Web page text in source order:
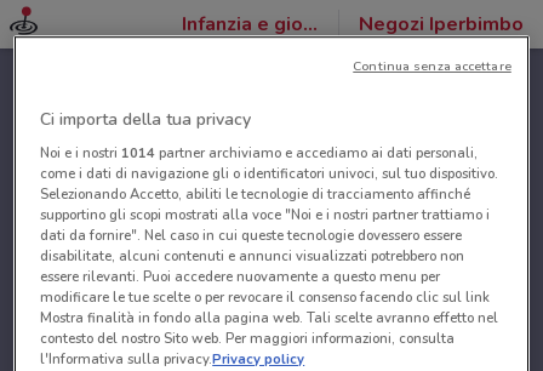
Infanzia e giochi Negozi Iperbimbo
Ci importa della tua privacy
Noi e i nostri 1014partner archiviamo e accediamo ai dati personali,
come i dati di navigazione gli o identificatori univoci, sul tuo dispositivo.
Selezionando Accetto, abiliti le tecnologie di tracciamento affinché
supportino gli scopi mostrati alla voce "Noi e i nostri partner trattiamo i
dati da fornire". Nel caso in cui queste tecnologie dovessero essere
disabilitate, alcuni contenuti e annunci visualizzati potrebbero non
essere rilevanti. Puoi accedere nuovamente a questo menu per
modificare le tue scelte o per revocare il consenso facendo clic sul link
Mostra finalità in fondo alla pagina web. Tali scelte avranno effetto nel
contesto del nostro Sito web. Per maggiori informazioni, consulta
l'Informativa sulla privacy.Privacy policy
Continua senza accettare